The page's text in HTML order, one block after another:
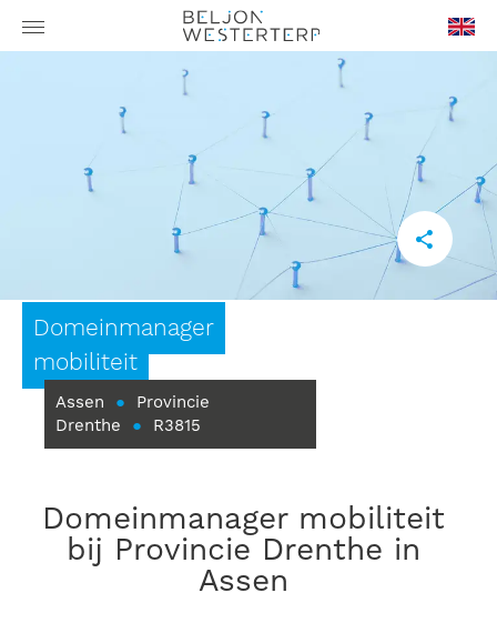
GB
Domeinmanager
mobiliteit
Assen ●
Provincie
Drenthe
● R3815
Domeinmanager mobiliteit
bij Provincie Drenthe in
Assen